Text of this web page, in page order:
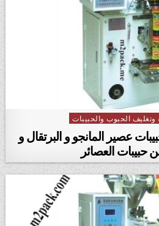
وتغليف الحبوب والحبيبات
عصير المانجو و البرتقال و
حبيبات العصائر